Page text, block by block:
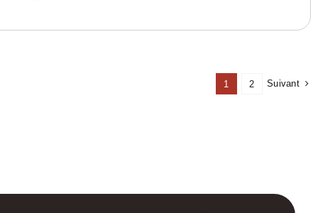
1 2 Suivant